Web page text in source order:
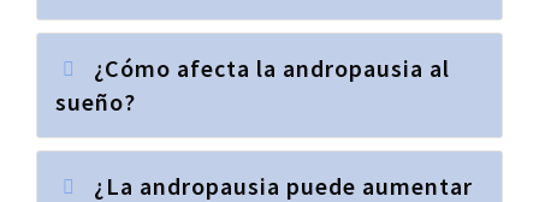
¿Cómo afecta la andropausia al
sueño?
¿La andropausia puede aumentar